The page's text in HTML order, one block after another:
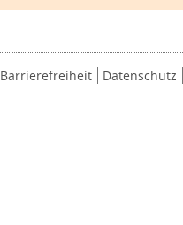
Barrierefreiheit Datenschutz